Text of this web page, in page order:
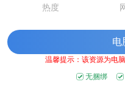
热度
电
温馨提示：该资源为电
无捆绑